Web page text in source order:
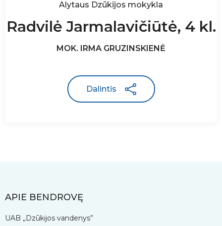
Alytaus Dzūkijos mokykla
Radvilė Jarmalavičiūtė, 4 kl.
MOK. IRMA GRUZINSKIENĖ
Dalintis
APIE BENDROVĘ
UAB „Dzūkijos vandenys”